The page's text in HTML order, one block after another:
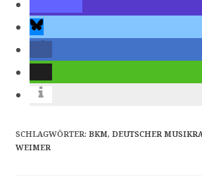
SCHLAGWÖRTER:BKM, DEUTSCHER
WEIMER